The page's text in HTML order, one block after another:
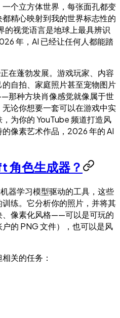
个立方体世界，每张面孔都变
精心映射到我的世界标志性的
视觉语言是地球上最具辨识
年，AI 已经让任何人都能踏
在蓬勃发展。游戏玩家、内容
自拍、家庭照片甚至宠物图片
那种方块肖像感觉就像属于世
论你想要一套可以在游戏中实
为你的 YouTube 频道打造风
像素艺术作品，2026 年的 AI
角色生成器？
器学习模型驱动的工具，这些
练。它分析你的照片，并将其
、像素化风格——可以是可玩的
的 PNG 文件），也可以是风
关的任务：